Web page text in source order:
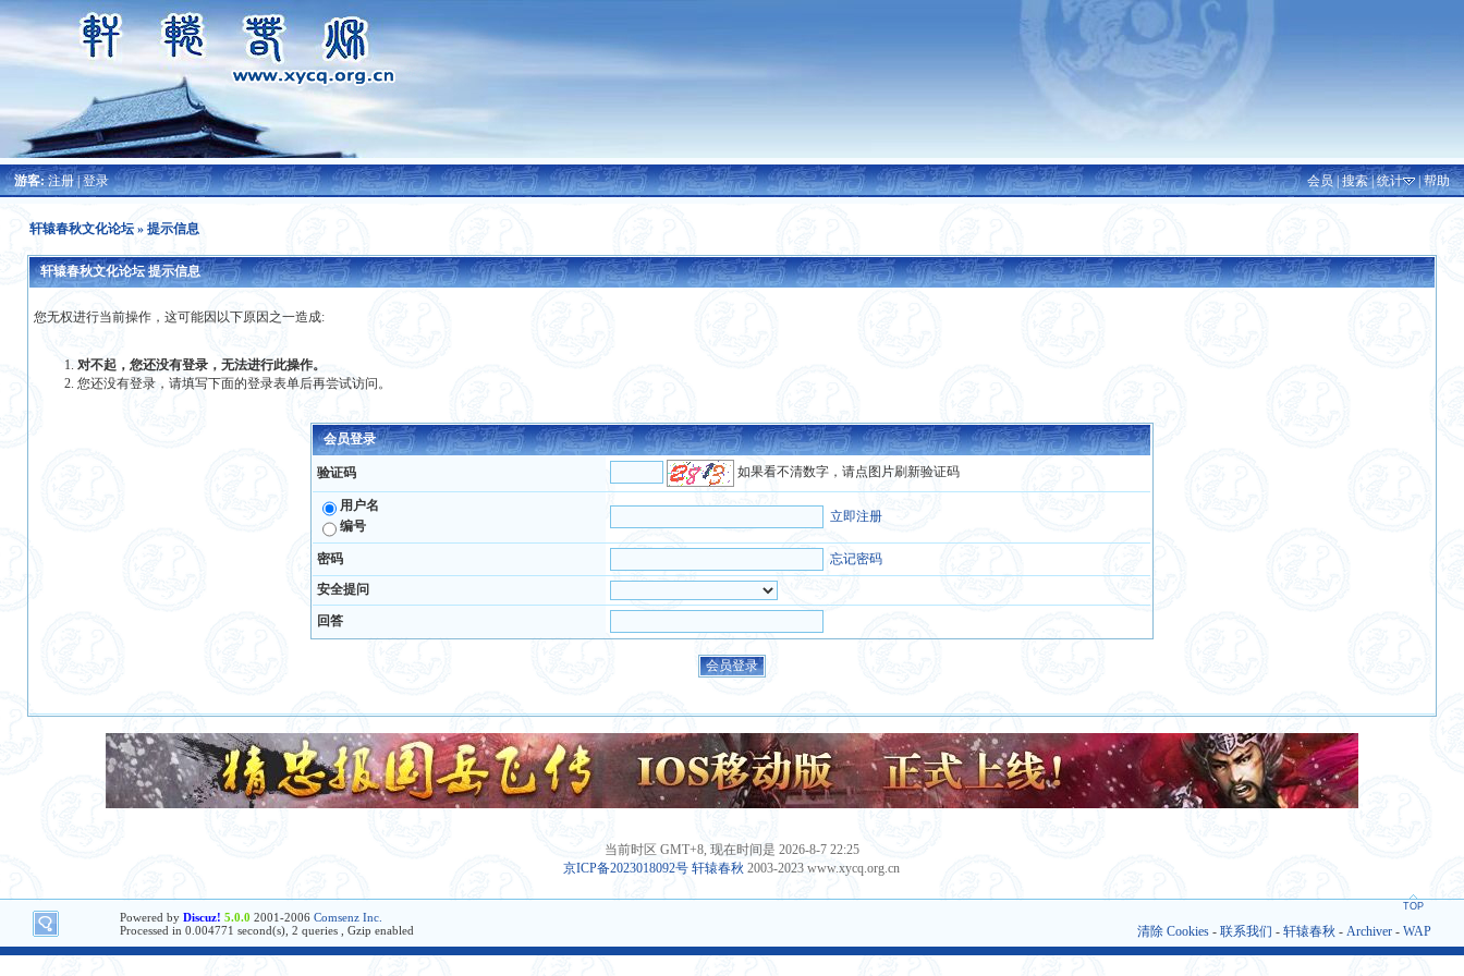
游客:注册|登录 会员|搜索|统计 |帮助
轩辕春秋文化论坛» 提示信息
轩辕春秋文化论坛 提示信息
您无权进行当前操作，这可能因以下原因之一造成:
对不起，您还没有登录，无法进行此操作。
您还没有登录，请填写下面的登录表单后再尝试访问。
会员登录
验证码 如果看不清数字，请点图片刷新验证码
用户名
编号
立即注册
密码
忘记密码
安全提问
回答
当前时区 GMT+8, 现在时间是 2026-8-7 22:25
京ICP备2023018092号 轩辕春秋 2003-2023 www.xycq.org.cn
Powered by Discuz! 5.0.0 2001-2006 Comsenz Inc.
Processed in 0.004771 second(s), 2 queries , Gzip enabled
TOP
清除 Cookies - 联系我们 - 轩辕春秋 - Archiver - WAP